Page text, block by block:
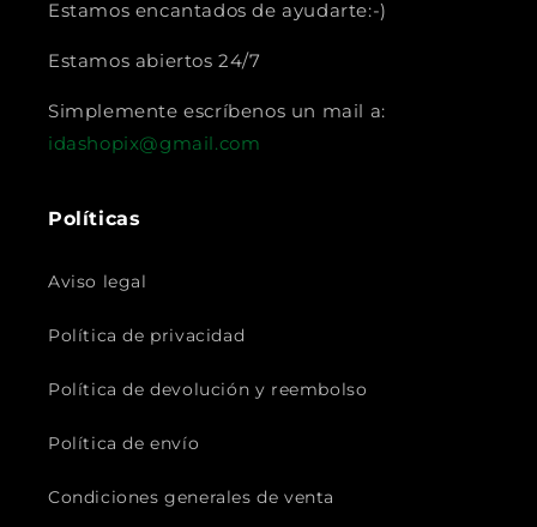
Estamos encantados de ayudarte:-)
Estamos abiertos 24/7
Simplemente escríbenos un mail a:
idashopix@gmail.com
Políticas
Aviso legal
Política de privacidad
Política de devolución y reembolso
Política de envío
Condiciones generales de venta